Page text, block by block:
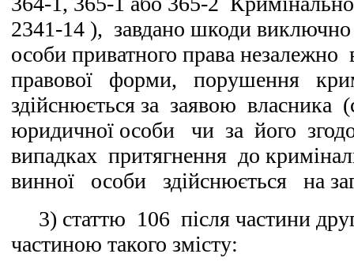
2341-14 ), завдано шкоди виключно
особи приватного права незалежно
правової форми, порушення
здійснюється за заявою власника
юридичної особи чи за його
випадках притягнення до
винної особи здійснюється на
3) статтю 106 після частини
частиною такого змісту: